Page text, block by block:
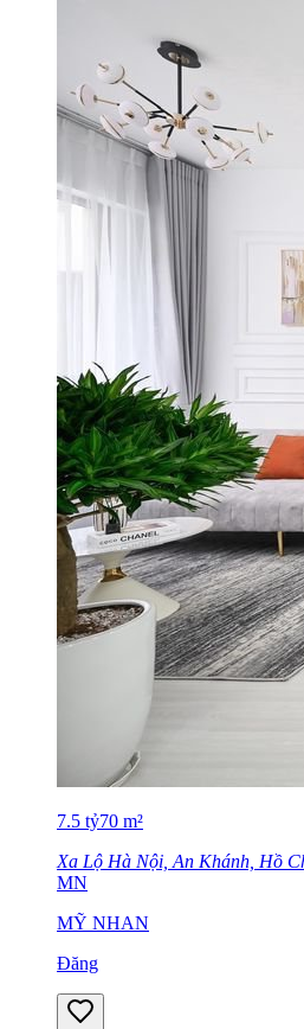
7.5 tỷ70 m²
Xa Lộ Hà Nội, An Khánh, Hồ
MN
MỸ NHAN
Đăng